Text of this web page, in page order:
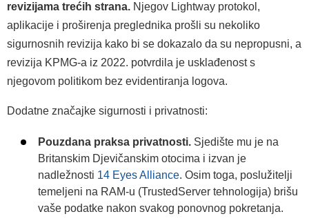
revizijama trećih strana. Njegov Lightway protokol,
aplikacije i proširenja preglednika prošli su nekoliko
sigurnosnih revizija kako bi se dokazalo da su nepropusni, a
revizija KPMG-a iz 2022. potvrdila je usklađenost s
njegovom politikom bez evidentiranja logova.
Dodatne značajke sigurnosti i privatnosti:
Pouzdana praksa privatnosti. Sjedište mu je na
Britanskim Djevičanskim otocima i izvan je
nadležnosti 14 Eyes Alliance. Osim toga, poslužitelji
temeljeni na RAM-u (TrustedServer tehnologija) brišu
vaše podatke nakon svakog ponovnog pokretanja.